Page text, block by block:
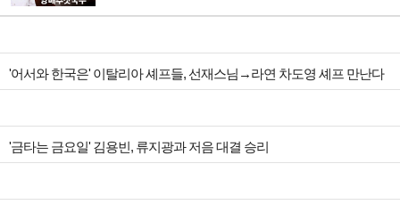
'어서와 한국은' 이탈리아 셰프들, 선재스님→라연 차도영 셰프 만난다
'금타는 금요일' 김용빈, 류지광과 저음 대결 승리